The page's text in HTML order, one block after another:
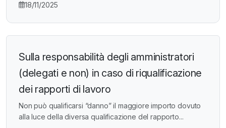
18/11/2025
Sulla responsabilità degli amministratori
(delegati e non) in caso di riqualificazione
dei rapporti di lavoro
Non può qualificarsi “danno” il maggiore importo dovuto
alla luce della diversa qualificazione del rapporto...